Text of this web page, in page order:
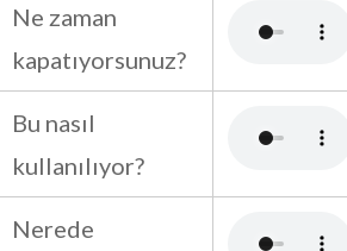
Ne zaman
kapatıyorsunuz?
Bu nasıl
kullanılıyor?
Nerede